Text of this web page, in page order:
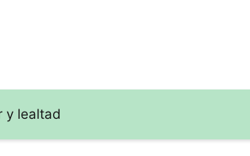
y lealtad